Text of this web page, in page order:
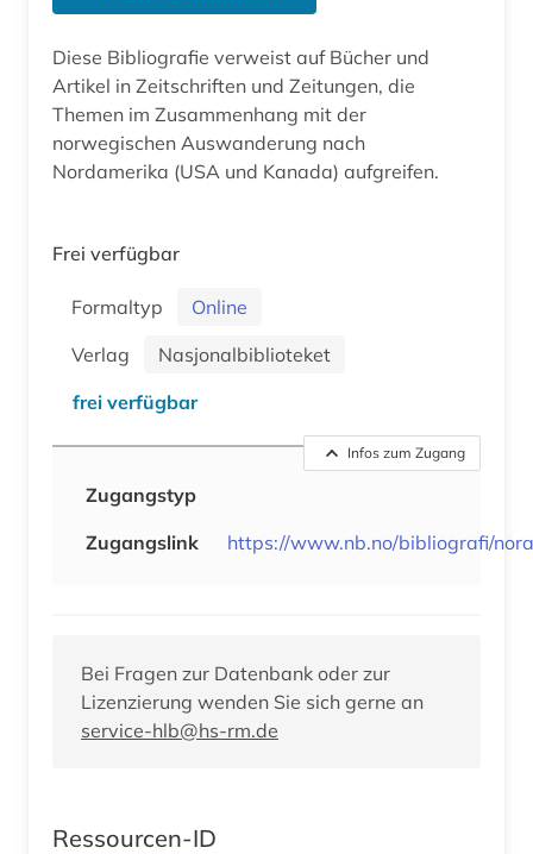
Diese Bibliografie verweist auf Bücher und
Artikel in Zeitschriften und Zeitungen, die
Themen im Zusammenhang mit der
norwegischen Auswanderung nach
Nordamerika (USA und Kanada) aufgreifen.
Frei verfügbar
Formaltyp
Online
Verlag
Nasjonalbiblioteket
frei verfügbar
Infos zum Zugang
Zugangstyp
Zugangslink
https://www.nb.no/bibliografi/
Bei Fragen zur Datenbank oder zur
Lizenzierung wenden Sie sich gerne an
service-hlb@hs-rm.de
Ressourcen-ID